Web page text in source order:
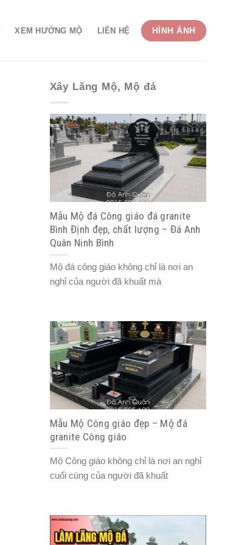
XEM HƯỚNG MỘ LIÊN HỆ HÌNH ẢNH
Xây Lăng Mộ, Mộ đá
Mẫu Mộ đá Công giáo đá granite
Bình Định đẹp, chất lượng – Đá Anh
Quân Ninh Bình
Mộ đá công giáo không chỉ là nơi an
nghỉ của người đã khuất mà
Mẫu Mộ Công giáo đẹp – Mộ đá
granite Công giáo
Mộ Công giáo không chỉ là nơi an nghỉ
cuối cùng của người đã khuất